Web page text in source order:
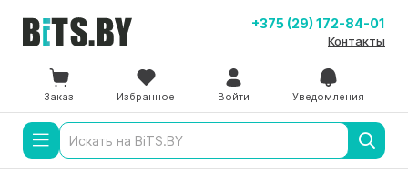
+375 (29) 172-84-01
Контакты
Заказ Избранное Войти Уведомления